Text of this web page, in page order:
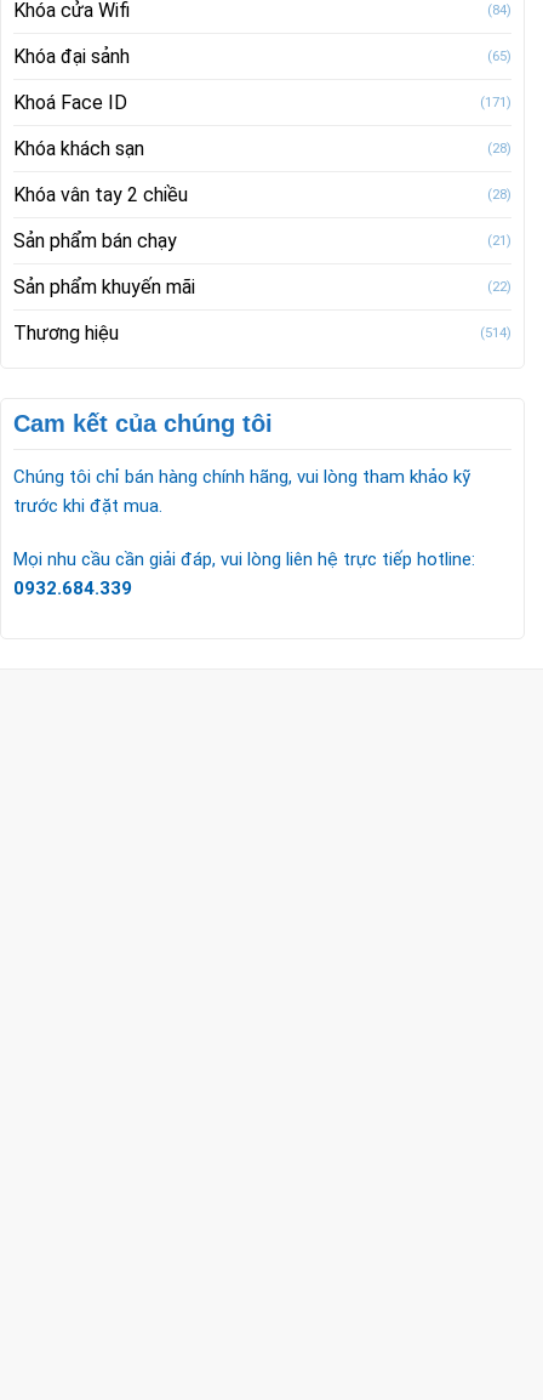
Khóa cửa Wifi (84)
Khóa đại sảnh (65)
Khoá Face ID (171)
Khóa khách sạn (28)
Khóa vân tay 2 chiều (28)
Sản phẩm bán chạy (21)
Sản phẩm khuyến mãi (22)
Thương hiệu (514)
Cam kết của chúng tôi
Chúng tôi chỉ bán hàng chính hãng, vui lòng tham khảo kỹ
trước khi đặt mua.
Mọi nhu cầu cần giải đáp, vui lòng liên hệ trực tiếp hotline:
0932.684.339